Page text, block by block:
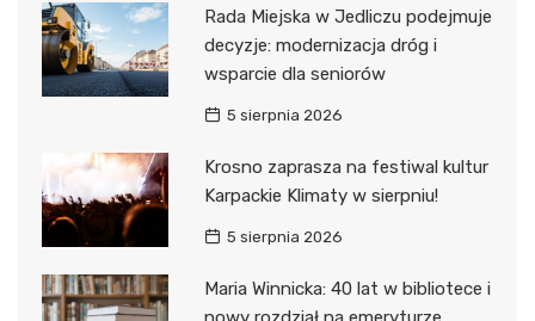
Rada Miejska w Jedliczu podejmuje
decyzje: modernizacja dróg i
wsparcie dla seniorów
5 sierpnia 2026
Krosno zaprasza na festiwal kultur
Karpackie Klimaty w sierpniu!
5 sierpnia 2026
Maria Winnicka: 40 lat w bibliotece i